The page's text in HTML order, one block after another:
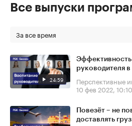
Все выпуски
За все время
24:59
Эффективность
руководителя
Перспективные
10 фев 2022, 10:10
Повезёт – не
доставлять